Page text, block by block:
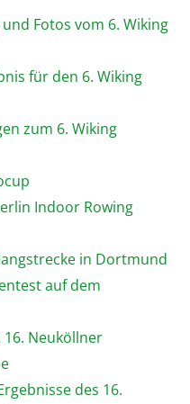
Fotos vom 6. Wiking
für den 6. Wiking
zum 6. Wiking
Indoor Rowing
in Dortmund
auf dem
16. Neuköllner
des 16.